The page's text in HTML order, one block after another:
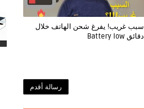
سبب غريب! يفرغ شحن الهاتف خلال
دقائق Battery low
رسالة أقدم